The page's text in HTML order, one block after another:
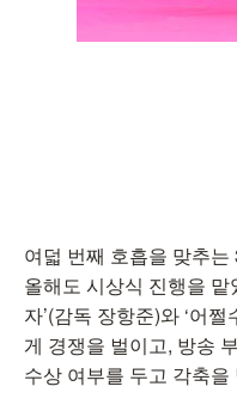
여덟 번째 호흡을 맞추는
올해도 시상식 진행을
자’(감독 장항준)와 ‘어
게 경쟁을 벌이고, 방송
수상 여부를 두고 각축을